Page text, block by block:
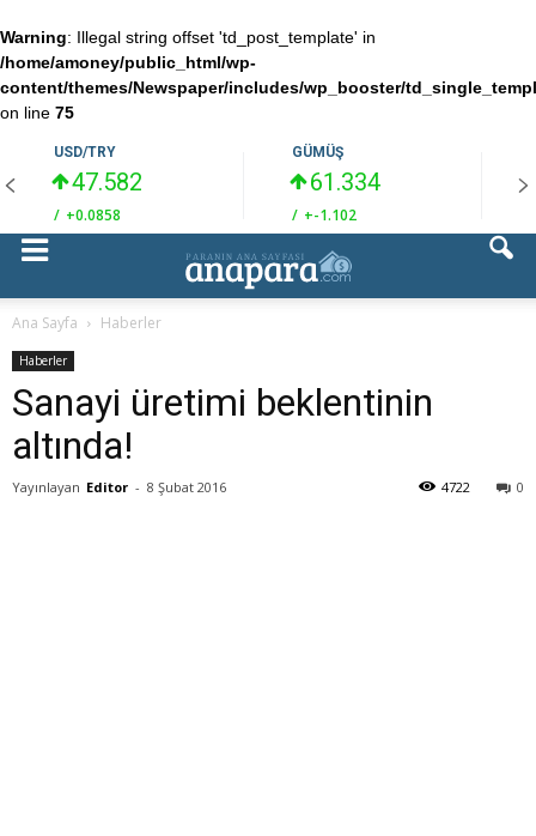
Warning: Illegal string offset 'td_post_template' in
/home/amoney/public_html/wp-
content/themes/Newspaper/includes/wp_booster/
on line 75
USD/TRY
47.582
/ +0.0858
GÜMÜŞ
61.334
/ +-1.102
Ana Sayfa Haberler
Haberler
Sanayi üretimi beklentinin
altında!
Yayınlayan Editor - 8 Şubat 2016 0
4722